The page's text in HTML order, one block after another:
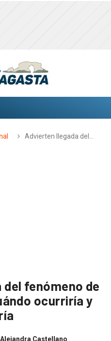
Advierten llegada del…
fenómeno de
ocurriría y
Alejandra Castellano